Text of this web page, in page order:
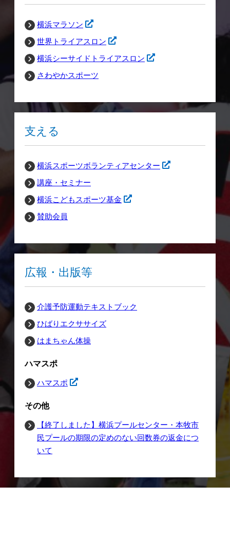
横浜マラソン
世界トライアスロン
横浜シーサイドトライアスロン
さわやかスポーツ
支える
横浜スポーツボランティアセンター
講座・セミナー
横浜こどもスポーツ基金
賛助会員
広報・出版等
介護予防運動テキストブック
ひばりエクササイズ
はまちゃん体操
ハマスポ
ハマスポ
その他
【終了しました】横浜プールセンター・本牧市
民プールの期限の定めのない回数券の返金につ
いて